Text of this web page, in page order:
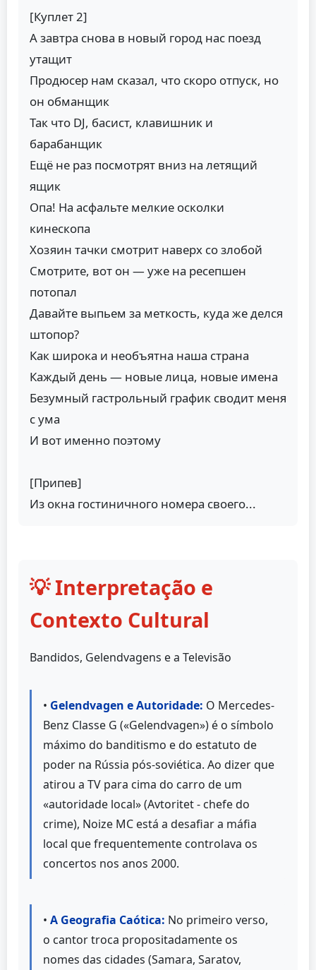
[Куплет 2]
А завтра снова в новый город нас поезд
утащит
Продюсер нам сказал, что скоро отпуск, но
он обманщик
Так что DJ, басист, клавишник и
барабанщик
Ещё не раз посмотрят вниз на летящий
ящик
Опа! На асфальте мелкие осколки
кинескопа
Хозяин тачки смотрит наверх со злобой
Смотрите, вот он — уже на ресепшен
потопал
Давайте выпьем за меткость, куда же делся
штопор?
Как широка и необъятна наша страна
Каждый день — новые лица, новые имена
Безумный гастрольный график сводит меня
с ума
И вот именно поэтому
[Припев]
Из окна гостиничного номера своего...
💡 Interpretação e
Contexto Cultural
Bandidos, Gelendvagens e a Televisão
• Gelendvagen e Autoridade: O Mercedes-
Benz Classe G («Gelendvagen») é o símbolo
máximo do banditismo e do estatuto de
poder na Rússia pós-soviética. Ao dizer que
atirou a TV para cima do carro de um
«autoridade local» (Avtoritet - chefe do
crime), Noize MC está a desafiar a máfia
local que frequentemente controlava os
concertos nos anos 2000.
• A Geografia Caótica: No primeiro verso,
o cantor troca propositadamente os
nomes das cidades (Samara, Saratov,